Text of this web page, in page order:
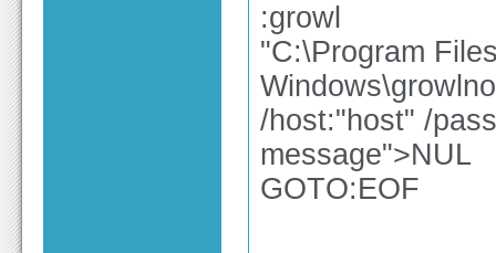
:growl
"C:\Program
/host:"host" /
message">NUL
GOTO:EOF